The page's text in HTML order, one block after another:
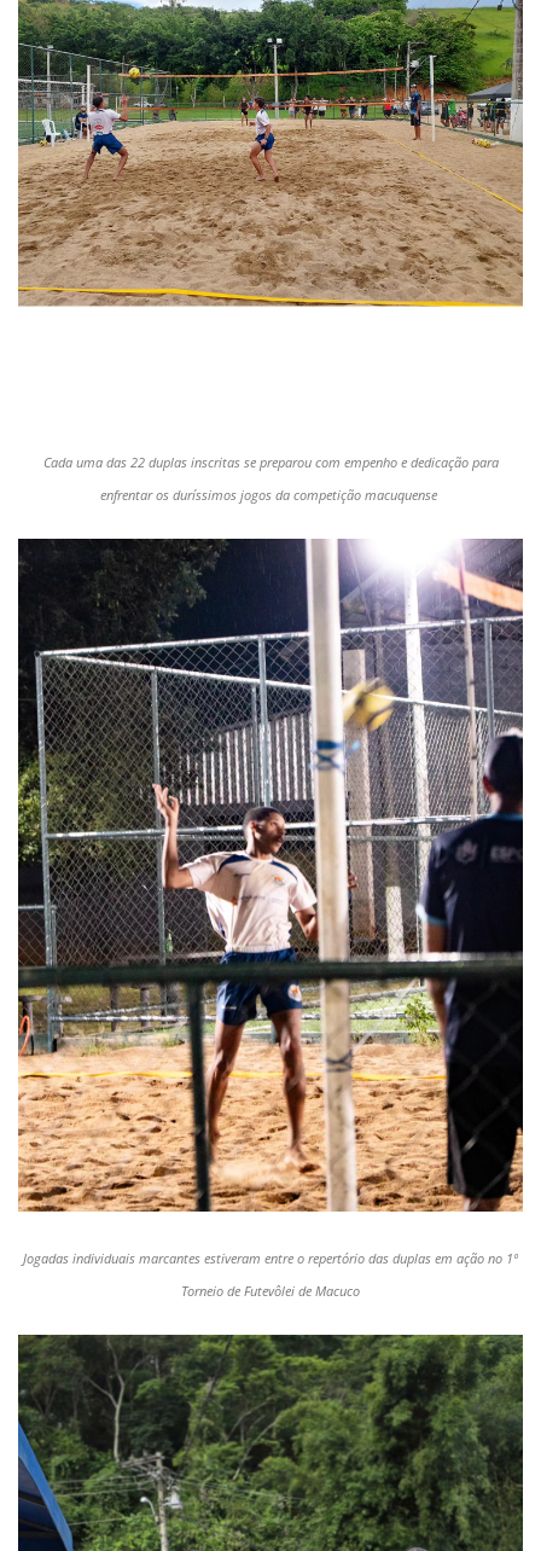
Cada uma das 22 duplas inscritas se preparou com empenho e dedicação para
enfrentar os duríssimos jogos da competição macuquense
Jogadas individuais marcantes estiveram entre o repertório das duplas em ação no 1º
Torneio de Futevôlei de Macuco